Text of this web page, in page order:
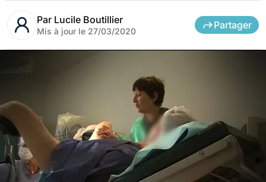
Par Lucile Boutillier
Mis à jour le 27/03/2020
Partager